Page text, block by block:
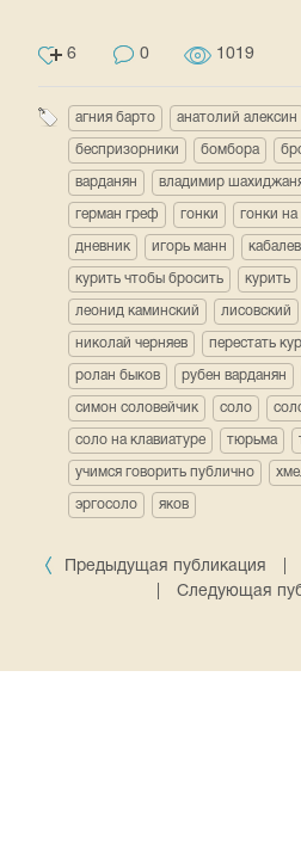
6 0 1019
агния барто анатолий алексин
беспризорники бомбора
варданян владимир
герман греф гонки гонки на
дневник игорь манн
курить чтобы бросить курить
леонид каминский лисовский
николай черняев перестать
ролан быков рубен варданян
симон соловейчик соло
соло на клавиатуре тюрьма
учимся говорить публично
эргосоло яков
Предыдущая публикация
Следующая